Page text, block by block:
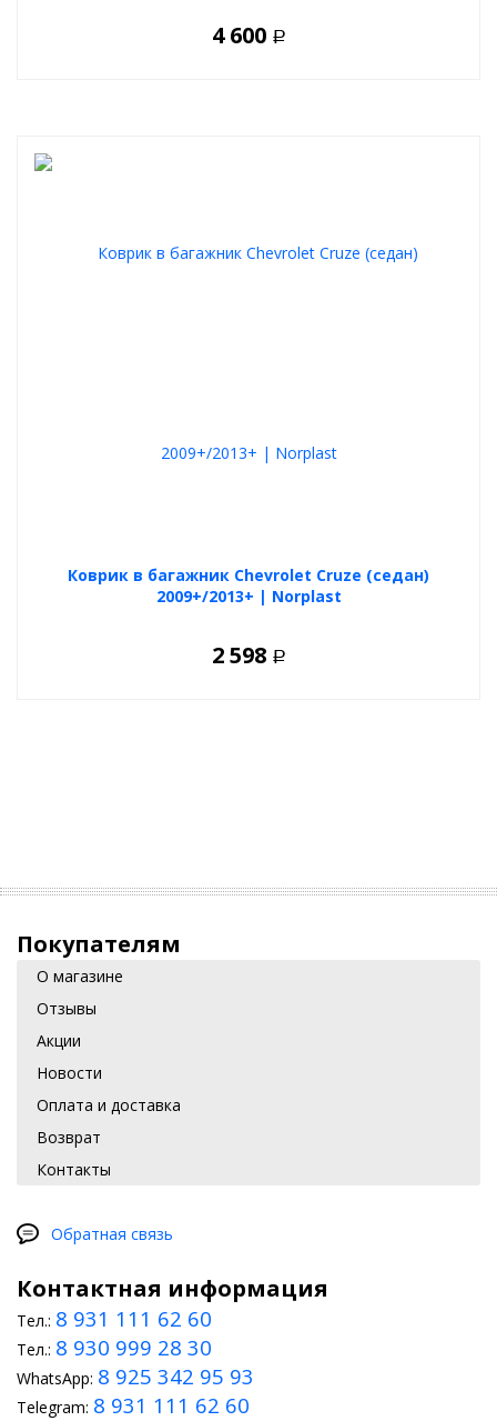
4 600 Р
Коврик в багажник Chevrolet Cruze (седан)
2009+/2013+ | Norplast
2 598 Р
Покупателям
О магазине
Отзывы
Акции
Новости
Оплата и доставка
Возврат
Контакты
Обратная связь
Контактная информация
Тел.: 8 931 111 62 60
Тел.: 8 930 999 28 30
WhatsApp: 8 925 342 95 93
Telegram: 8 931 111 62 60